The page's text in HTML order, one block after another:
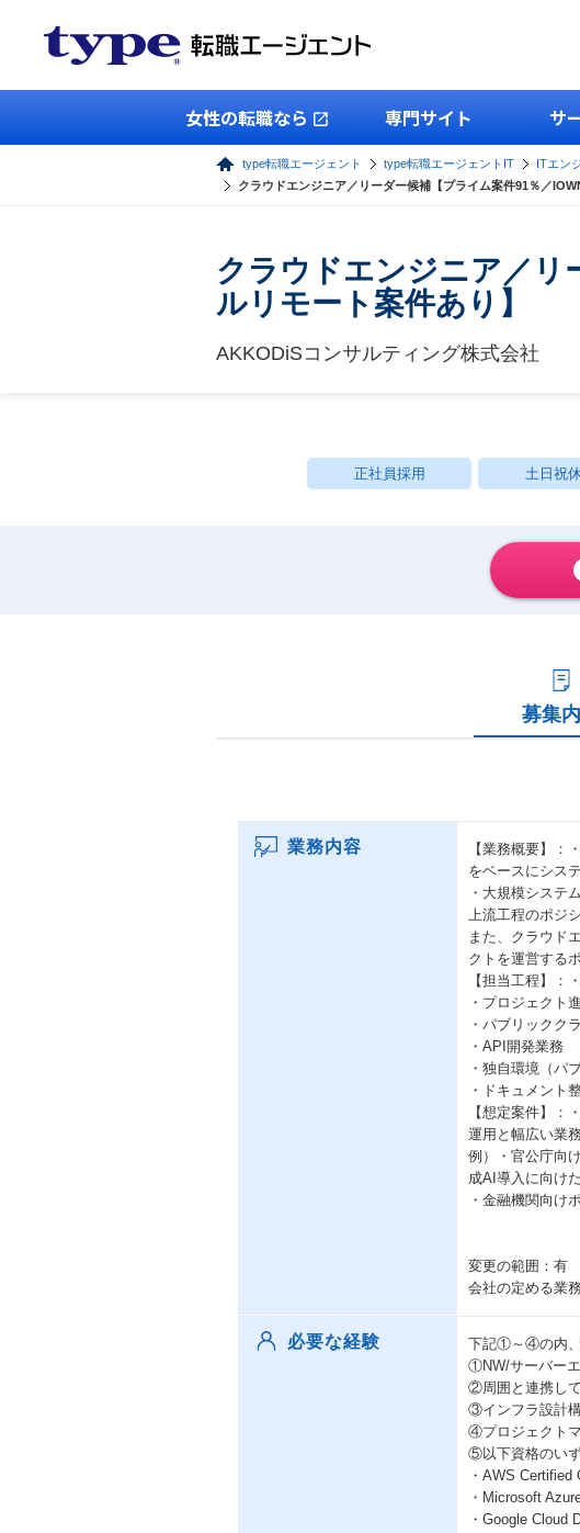
女性の転職なら 専門サイト サ
type転職エージェント type転職エージェントIT ITエン
クラウドエンジニア／リーダー候補【プライム案件91％／
クラウドエンジニア／リ
ルリモート案件あり】
AKKODiSコンサルティング株式会社
正社員採用 土日祝
募集
業務内容
【業務概要】：
をベースにシス
・大規模システ
上流工程のポジ
また、クラウド
クトを運営する
【担当工程】：
・プロジェクト
・パブリックク
・API開発業務
・独自環境（パ
・ドキュメント
【想定案件】：
運用と幅広い業
例）・官公庁向
成AI導入に向け
・金融機関向け
変更の範囲：有
会社の定める業
必要な経験
下記①～④の内、
①NW/サーバー
②周囲と連携し
③インフラ設計
④プロジェクト
⑤以下資格のい
・AWS Certified
・Microsoft
・Google Cloud